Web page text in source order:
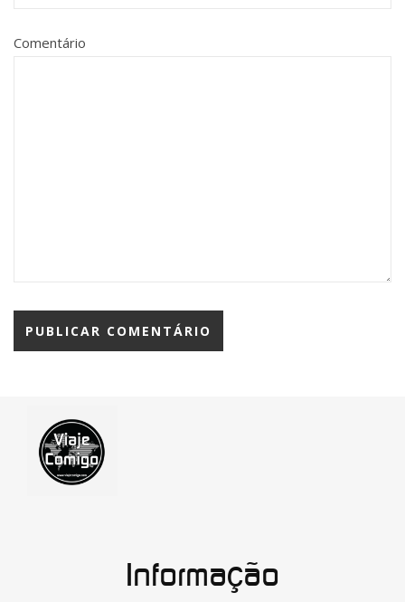
Comentário
Informação